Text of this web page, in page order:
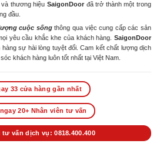
thương hiệu SaigonDoor đã trở thành một trong
đầu.
cuộc sốngthông qua việc cung cấp các sản
yêu cầu khắc khe của khách hàng. SaigonDoor
sự hài lòng tuyệt đối. Cam kết chất lượng dịch
khách hàng luôn tốt nhất tại Việt Nam.
33 cửa hàng gần nhất
20+ Nhân viên tư vấn
tư vấn dịch vụ: 0818.400.400